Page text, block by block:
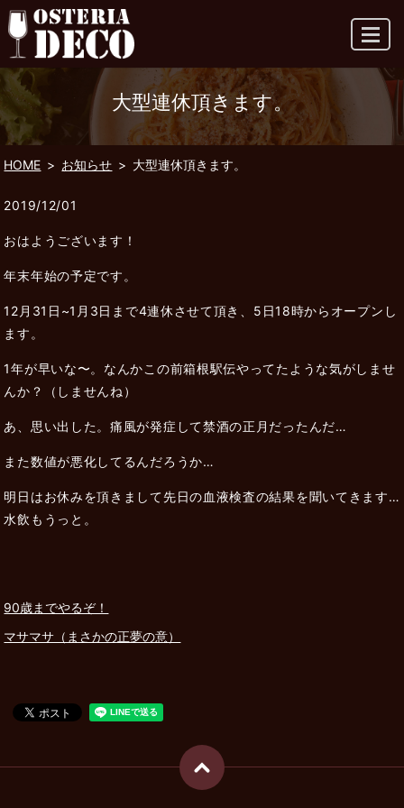
MENU
大型連休頂きます。
HOME お知らせ 大型連休頂きます。
2019/12/01
おはようございます！
年末年始の予定です。
12月31日~1月3日まで4連休させて頂き、5日18時からオープンし
ます。
1年が早いな〜。なんかこの前箱根駅伝やってたような気がしませ
んか？（しませんね）
あ、思い出した。痛風が発症して禁酒の正月だったんだ…
また数値が悪化してるんだろうか…
明日はお休みを頂きまして先日の血液検査の結果を聞いてきます…
水飲もうっと。
90歳までやるぞ！
マサマサ（まさかの正夢の意）